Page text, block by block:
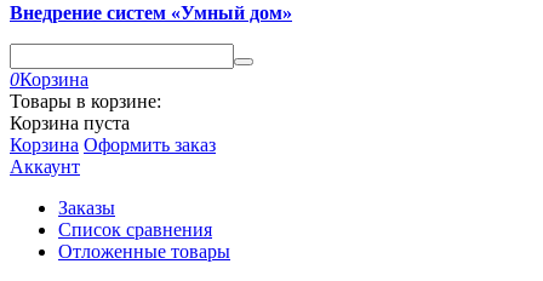
Внедрение систем «Умный дом»
0Корзина
Товары в корзине:
Корзина пуста
Корзина Оформить заказ
Аккаунт
Заказы
Список сравнения
Отложенные товары